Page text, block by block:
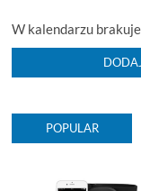
W kalendarzu
POPULAR